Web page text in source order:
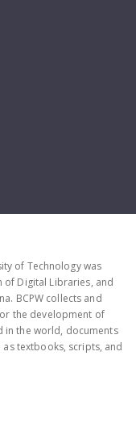
of Technology was
of Digital Libraries, and
BCPW collects and
the development of
in the world, documents
textbooks, scripts, and